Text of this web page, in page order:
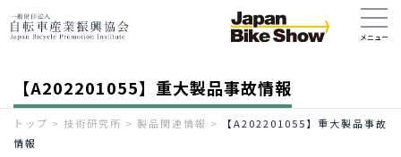
【A202201055】重大製品事故情報
トップ > 技術研究所 > 製品関連情報 >
【A202201055】重大製品事故
情報